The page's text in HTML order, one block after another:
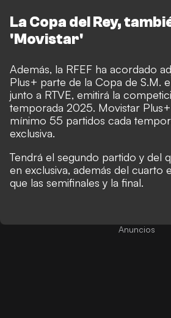
La Copa del Rey,
'Movistar'
Además, la RFEF ha acordado
Plus+ parte de la Copa de S.M.
junto a RTVE, emitirá la
temporada 2025. Movistar
mínimo 55 partidos cada
exclusiva.
Tendrá el segundo partido y del
en exclusiva, además del cuarto
que las semifinales y la final.
Anuncios